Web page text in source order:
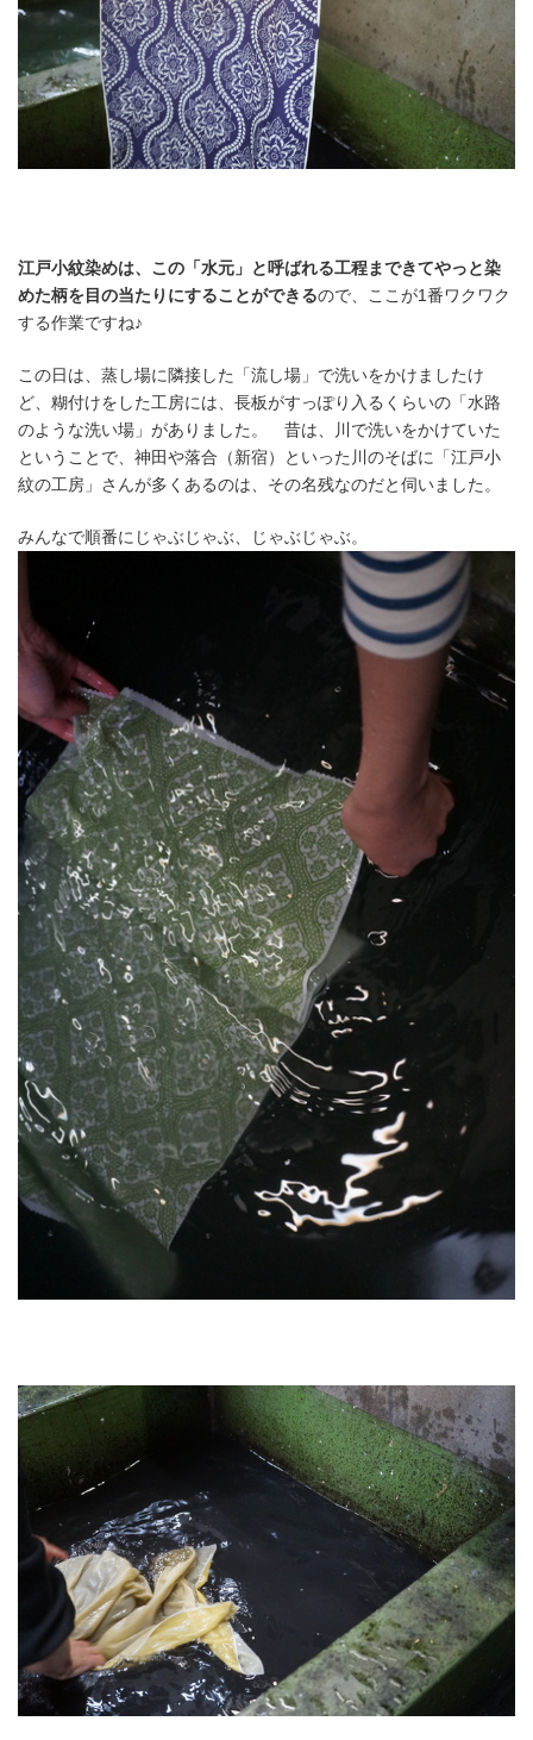
江戸小紋染めは、この「水元」と呼ばれる工程まできてやっと染
めた柄を目の当たりにすることができるので、ここが1番ワクワク
する作業ですね♪
この日は、蒸し場に隣接した「流し場」で洗いをかけましたけ
ど、糊付けをした工房には、長板がすっぽり入るくらいの「水路
のような洗い場」がありました。 昔は、川で洗いをかけていた
ということで、神田や落合（新宿）といった川のそばに「江戸小
紋の工房」さんが多くあるのは、その名残なのだと伺いました。
みんなで順番にじゃぶじゃぶ、じゃぶじゃぶ。